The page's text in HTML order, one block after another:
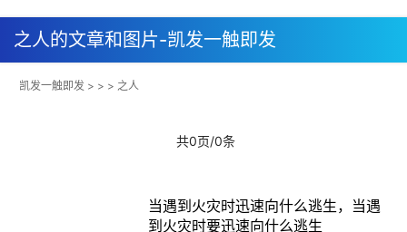
之人的文章和图片-凯发一触即发
凯发一触即发 > > > 之人
共0页/0条
当遇到火灾时迅速向什么逃生，当遇
到火灾时要迅速向什么逃生